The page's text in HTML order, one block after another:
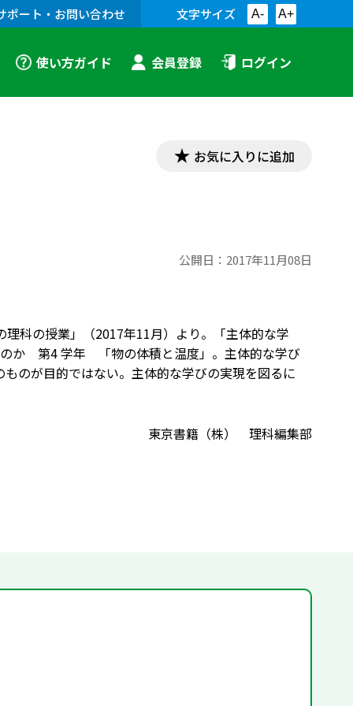
ポート・お問い合わせ 文字サイズ A- A+
使い方ガイド 会員登録 ログイン
お気に入りに追加
公開日： 2017年11月08日
科の授業」（2017年11月）より。「主体的な学
か 第4 学年 「物の体積と温度」。主体的な学び
のが目的ではない。主体的な学びの実現を図るに
東京書籍（株） 理科編集部